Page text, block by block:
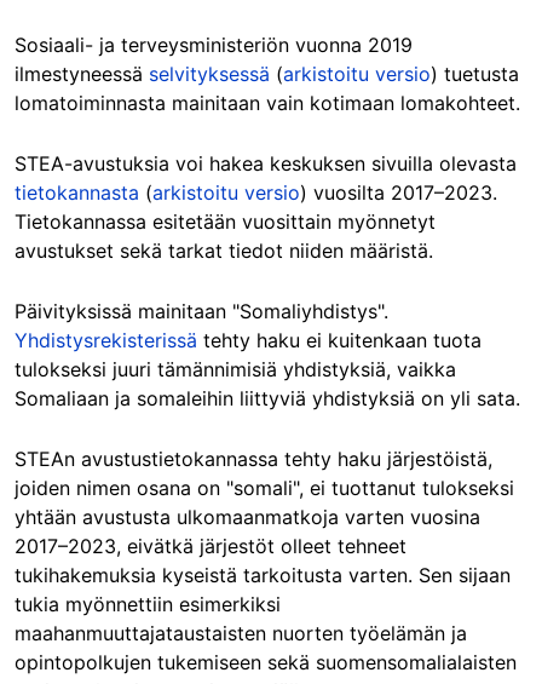
Sosiaali- ja terveysministeriön vuonna 2019
ilmestyneessä selvityksessä (arkistoitu versio) tuetusta
lomatoiminnasta mainitaan vain kotimaan lomakohteet.
STEA-avustuksia voi hakea keskuksen sivuilla olevasta
tietokannasta (arkistoitu versio) vuosilta 2017–2023.
Tietokannassa esitetään vuosittain myönnetyt
avustukset sekä tarkat tiedot niiden määristä.
Päivityksissä mainitaan "Somaliyhdistys".
Yhdistysrekisterissä tehty haku ei kuitenkaan tuota
tulokseksi juuri tämännimisiä yhdistyksiä, vaikka
Somaliaan ja somaleihin liittyviä yhdistyksiä on yli sata.
STEAn avustustietokannassa tehty haku järjestöistä,
joiden nimen osana on "somali", ei tuottanut tulokseksi
yhtään avustusta ulkomaanmatkoja varten vuosina
2017–2023, eivätkä järjestöt olleet tehneet
tukihakemuksia kyseistä tarkoitusta varten. Sen sijaan
tukia myönnettiin esimerkiksi
maahanmuuttajataustaisten nuorten työelämän ja
opintopolkujen tukemiseen sekä suomensomalialaisten